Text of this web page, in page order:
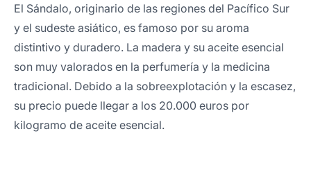
El Sándalo, originario de las regiones del Pacífico Sur
y el sudeste asiático, es famoso por su aroma
distintivo y duradero. La madera y su aceite esencial
son muy valorados en la perfumería y la medicina
tradicional. Debido a la sobreexplotación y la escasez,
su precio puede llegar a los 20.000 euros por
kilogramo de aceite esencial.